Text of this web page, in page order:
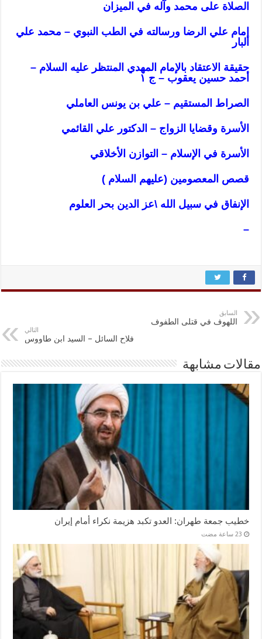
الصلاة على محمد وآله في الميزان
إمام علي الرضا ورسالته في الطب النبوي – محمد علي
البار
حقيقة الاعتقاد بالإمام المهدي المنتظر عليه السلام –
أحمد حسين يعقوب – ج ١
الصراط المستقيم – علي بن يونس العاملي
الأسرة وقضايا الزواج – الدكتور علي القائمي
الأسرة في الإسلام – التوازن الأخلاقي
قصص المعصومين (عليهم السلام )
الإنفاق في سبيل الله \عز الدين بحر العلوم
–
السابق
اللهوف في قتلى الطفوف
التالي
فلاح السائل – السيد ابن طاووس
مقالات مشابهة
خطيب جمعة طهران: العدو تكبد هزيمة نكراء أمام إيران